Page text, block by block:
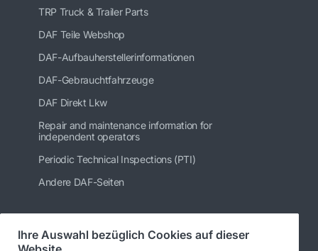
TRP Truck & Trailer Parts
DAF Teile Webshop
DAF-Aufbauherstellerinformationen
DAF-Gebrauchtfahrzeuge
DAF Direkt Lkw
Repair and maintenance information for
independent operators
Periodic Technical Inspections (PTI)
Andere DAF-Seiten
Folgen Sie uns
Ihre Auswahl bezüglich Cookies auf dieser